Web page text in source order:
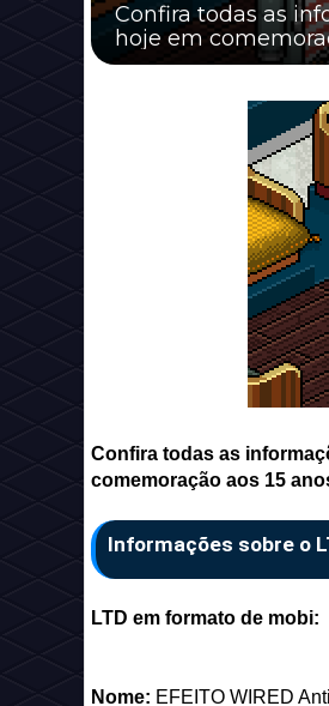
Confira todas as
hoje em
Confira todas as
comemoração aos 15
Informações sobre o
LTD em formato de mobi:
Nome: EFEITO WIRED